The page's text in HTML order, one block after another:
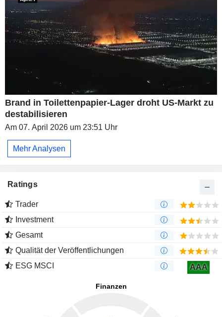
Brand in Toilettenpapier-Lager droht US-Markt zu
destabilisieren
Am 07. April 2026 um 23:51 Uhr
Mehr Analysen
Ratings
Trader
Investment
Gesamt
Qualität der Veröffentlichungen
ESG MSCI
AAA